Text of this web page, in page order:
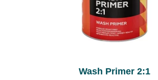
Wash Primer 2:1